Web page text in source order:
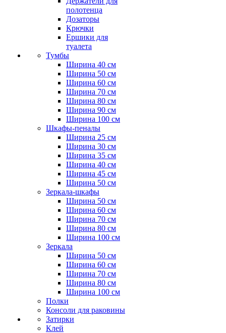
полотенца
Дозаторы
Крючки
Ершики для
туалета
Тумбы
Ширина 40 см
Ширина 50 см
Ширина 60 см
Ширина 70 см
Ширина 80 см
Ширина 90 см
Ширина 100 см
Шкафы-пеналы
Ширина 25 см
Ширина 30 см
Ширина 35 см
Ширина 40 см
Ширина 45 см
Ширина 50 см
Зеркала-шкафы
Ширина 50 см
Ширина 60 см
Ширина 70 см
Ширина 80 см
Ширина 100 см
Зеркала
Ширина 50 см
Ширина 60 см
Ширина 70 см
Ширина 80 см
Ширина 100 см
Полки
Консоли для раковины
Затирки
Клей